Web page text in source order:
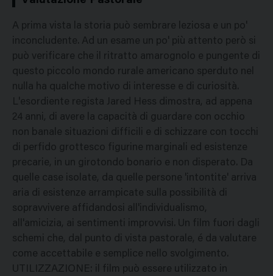
A prima vista la storia può sembrare leziosa e un po'
inconcludente. Ad un esame un po' più attento però si
può verificare che il ritratto amarognolo e pungente di
questo piccolo mondo rurale americano sperduto nel
nulla ha qualche motivo di interesse e di curiosità.
L'esordiente regista Jared Hess dimostra, ad appena
24 anni, di avere la capacità di guardare con occhio
non banale situazioni difficili e di schizzare con tocchi
di perfido grottesco figurine marginali ed esistenze
precarie, in un girotondo bonario e non disperato. Da
quelle case isolate, da quelle persone 'intontite' arriva
aria di esistenze arrampicate sulla possibilità di
sopravvivere affidandosi all'individualismo,
all'amicizia, ai sentimenti improvvisi. Un film fuori dagli
schemi che, dal punto di vista pastorale, é da valutare
come accettabile e semplice nello svolgimento.
UTILIZZAZIONE: il film può essere utilizzato in